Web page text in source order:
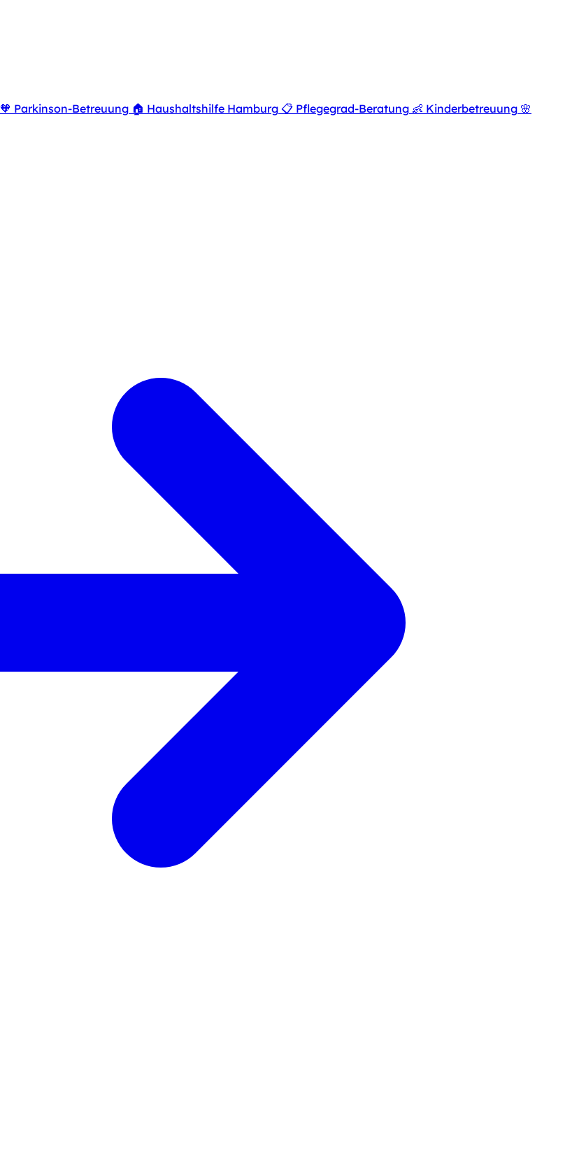
🧡 Parkinson-Betreuung 🏠 Haushaltshilfe Hamburg 📋 Pflegegrad-Beratung 👶 Kinderbetreuung 🌸